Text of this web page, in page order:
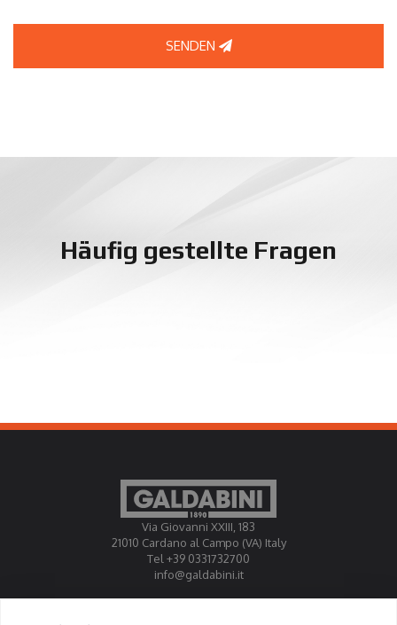
SENDEN
Häufig gestellte Fragen
Via Giovanni XXIII, 183
21010 Cardano al Campo (VA) Italy
Tel +39 0331732700
info@galdabini.it